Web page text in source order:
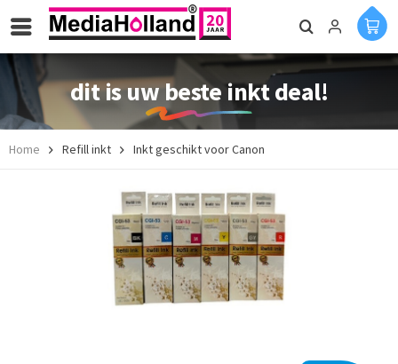
dit is uw beste inkt deal!
Home Refill inkt Inkt geschikt voor Canon